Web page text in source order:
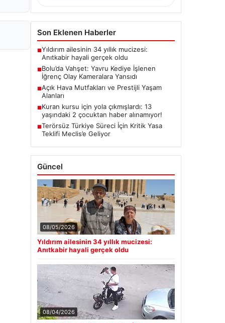
Son Eklenen Haberler
■Yıldırım ailesinin 34 yıllık mucizesi:
Anıtkabir hayali gerçek oldu
■Bolu’da Vahşet: Yavru Kediye İşlenen
İğrenç Olay Kameralara Yansıdı
■Açık Hava Mutfakları ve Prestijli Yaşam
Alanları
■Kuran kursu için yola çıkmışlardı: 13
yaşındaki 2 çocuktan haber alınamıyor!
■Terörsüz Türkiye Süreci İçin Kritik Yasa
Teklifi Meclis’e Geliyor
Güncel
08/05/2026
Yıldırım ailesinin 34 yıllık mucizesi:
Anıtkabir hayali gerçek oldu
08/04/2026